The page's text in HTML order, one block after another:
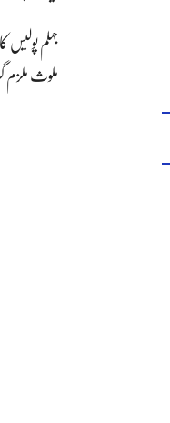
جہلم پولیس
ملوث ملزم